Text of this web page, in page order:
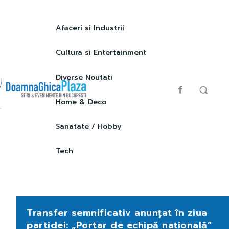
Afaceri si Industrii
Cultura si Entertainment
Diverse Noutati
Home & Deco
Sanatate / Hobby
Tech
Transfer semnificativ anunțat în ziua
partidei: „Portar de echipă națională”